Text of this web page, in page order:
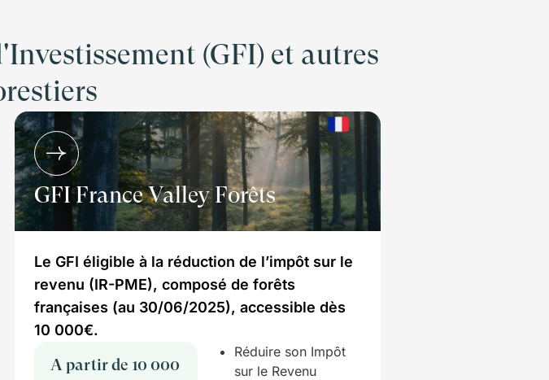
(GFI) et autres
GFI France Valley Forêts
Le GFI éligible à la réduction de l’impôt sur le
revenu (IR-PME), composé de forêts
françaises (au 30/06/2025), accessible dès
10 000€.
A partir de 10 000
Réduire son Impôt
sur le Revenu